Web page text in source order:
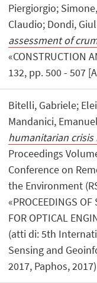
Piergiorgio;
Claudio; Dondi,
assessment of
«CONSTRUCTION
132, pp. 500 - 507
Bitelli, Gabriele;
Mandanici,
humanitarian crisis
Proceedings
Conference on
the Environment
«PROCEEDINGS
FOR OPTICAL
(atti di: 5th
Sensing and
2017, Paphos,